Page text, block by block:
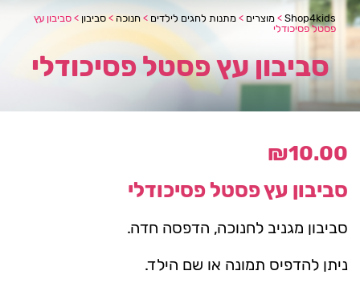
Shop4kids
> מוצרים > מתנות לחגים לילדים > חנוכה > סביבון > סביבון עץ
פסטל פסיכודלי
סביבון עץ פסטל פסיכודלי
₪10.00
סביבון עץ פסטל פסיכודלי
סביבון מגניב לחנוכה, הדפסה חדה.
ניתן להדפיס תמונה או שם הילד.